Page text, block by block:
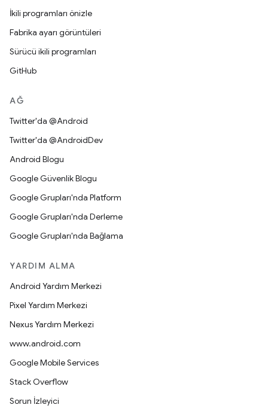
İkili programları önizle
Fabrika ayarı görüntüleri
Sürücü ikili programları
GitHub
AĞ
Twitter'da @Android
Twitter'da @AndroidDev
Android Blogu
Google Güvenlik Blogu
Google Grupları'nda Platform
Google Grupları'nda Derleme
Google Grupları'nda Bağlama
YARDIM ALMA
Android Yardım Merkezi
Pixel Yardım Merkezi
Nexus Yardım Merkezi
www.android.com
Google Mobile Services
Stack Overflow
Sorun İzleyici